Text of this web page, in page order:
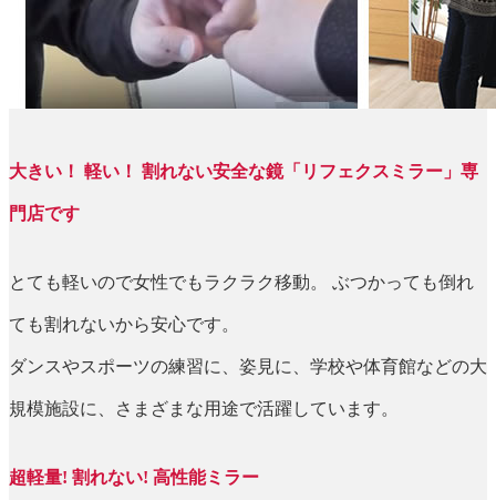
大きい！ 軽い！ 割れない安全な鏡「リフェクスミラー」専
門店です
とても軽いので女性でもラクラク移動。 ぶつかっても倒れ
ても割れないから安心です。
ダンスやスポーツの練習に、姿見に、学校や体育館などの大
規模施設に、さまざまな用途で活躍しています。
超軽量! 割れない! 高性能ミラー